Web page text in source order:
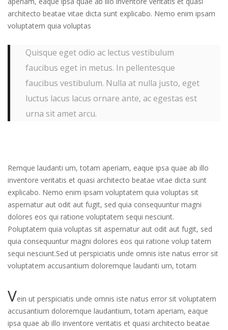
architecto beatae vitae dicta sunt explicabo. Nemo enim ipsam
voluptatem quia voluptas
Quisque eget odio ac lectus vestibulum
faucibus eget in metus. In pellentesque
faucibus vestibulum. Nulla at nulla justo, eget
luctus lacus lacus ornare ante, ac egestas est
urna sit amet arcu.
Remque laudanti um, totam aperiam, eaque ipsa quae ab illo
inventore veritatis et quasi architecto beatae vitae dicta sunt
explicabo. Nemo enim ipsam voluptatem quia voluptas sit
aspernatur aut odit aut fugit, sed quia consequuntur magni
dolores eos qui ratione voluptatem sequi nesciunt.
Poluptatem quia voluptas sit aspernatur aut odit aut fugit, sed
quia consequuntur magni dolores eos qui ratione volup tatem
sequi nesciunt.Sed ut perspiciatis unde omnis iste natus error sit
voluptatem accusantium doloremque laudanti um, totam
Vein ut perspiciatis unde omnis iste natus error sit voluptatem
accusantium doloremque laudantium, totam aperiam, eaque
ipsa quae ab illo inventore veritatis et quasi architecto beatae